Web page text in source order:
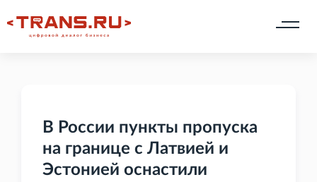
В России пункты пропуска
на границе с Латвией и
Эстонией оснастили